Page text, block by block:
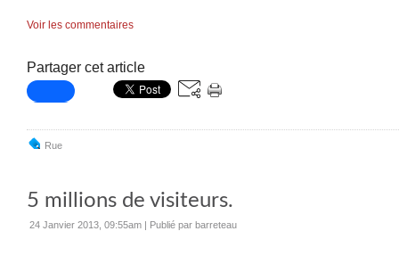
Voir les commentaires
Partager cet article
Rue
5 millions de visiteurs.
24 Janvier 2013, 09:55am | Publié par barreteau